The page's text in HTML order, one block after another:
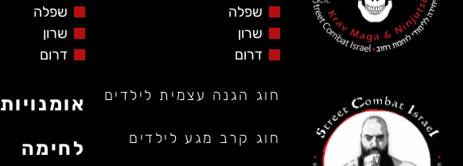
שפלה
שרון
דרום
חוג הגנה עצמית לילדים
חוג קרב מגע לילדים
שפלה
שרון
דרום
אומנויות
לחימה